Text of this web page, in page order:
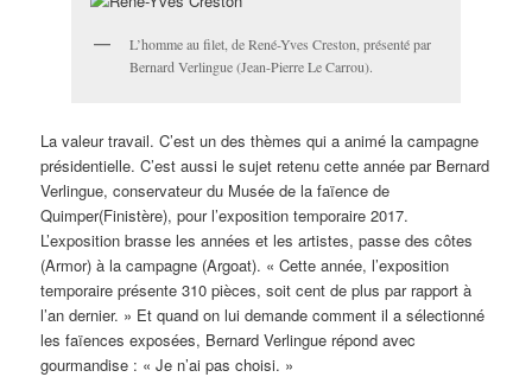
L’homme au filet, de René-Yves Creston, présenté par
Bernard Verlingue (Jean-Pierre Le Carrou).
La valeur travail. C’est un des thèmes qui a animé la campagne
présidentielle. C’est aussi le sujet retenu cette année par Bernard
Verlingue, conservateur du Musée de la faïence de
Quimper(Finistère), pour l’exposition temporaire 2017.
L’exposition brasse les années et les artistes, passe des côtes
(Armor) à la campagne (Argoat). « Cette année, l’exposition
temporaire présente 310 pièces, soit cent de plus par rapport à
l’an dernier. » Et quand on lui demande comment il a sélectionné
les faïences exposées, Bernard Verlingue répond avec
gourmandise : « Je n’ai pas choisi. »